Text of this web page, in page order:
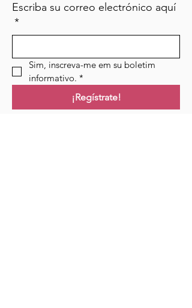
Escriba su correo electrónico aquí
*
Sim, inscreva-me em su boletim
informativo. *
¡Regístrate!